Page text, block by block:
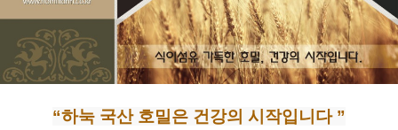
“하눅 국산 호밀은 건강의 시작입니다 ”